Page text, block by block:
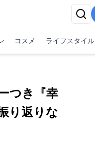
コスメ ライフスタイル
つき『幸
り返りな